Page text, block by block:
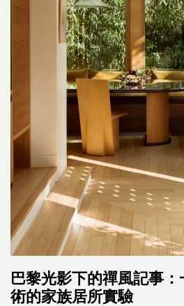
巴黎光影下的禪風記事
術的家族居所實驗